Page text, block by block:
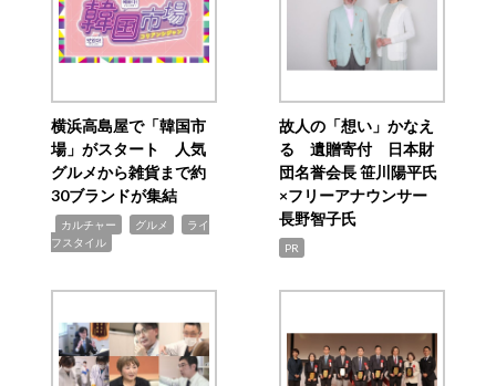
横浜高島屋で「韓国市
場」がスタート 人気
グルメから雑貨まで約
30ブランドが集結
カルチャー グルメ
ライ
フスタイル
故人の「想い」かなえ
る 遺贈寄付 日本財
団名誉会長 笹川陽平氏
×フリーアナウンサー
長野智子氏
PR